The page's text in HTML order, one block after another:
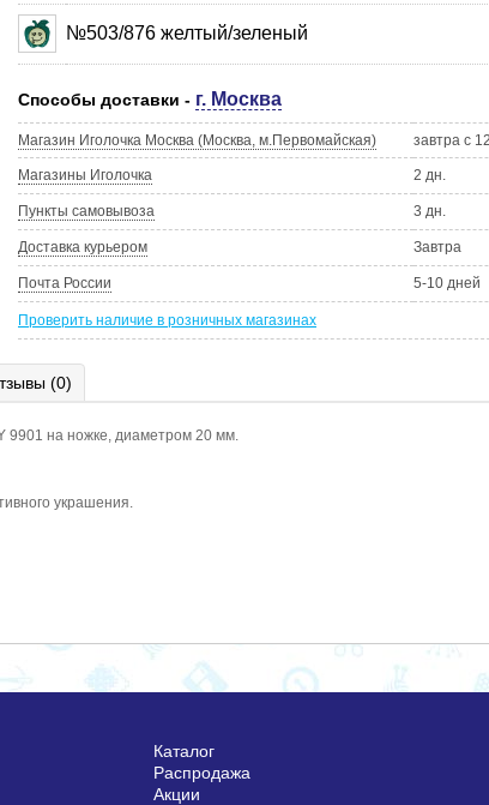
№503/876 желтый/зеленый
Способы доставки - г. Москва
Магазин Иголочка Москва (Москва, м.Первомайская) завтра с
Магазины Иголочка 2 дн.
Пункты самовывоза 3 дн.
Доставка курьером Завтра
Почта России 5-10 дней
Проверить наличие в розничных магазинах
(0)
9901 на ножке, диаметром 20 мм.
украшения.
Каталог
Распродажа
Акции